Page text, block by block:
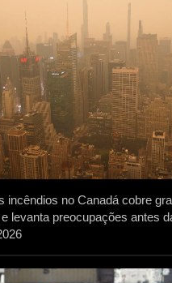
incêndios no Canadá cobre
levanta preocupações antes